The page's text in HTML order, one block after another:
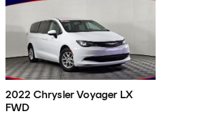
2022 Chrysler Voyager LX
FWD